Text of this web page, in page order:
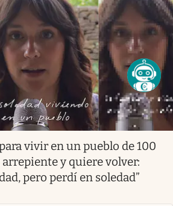
vivir en un pueblo de 100
y quiere volver:
pero perdí en soledad”